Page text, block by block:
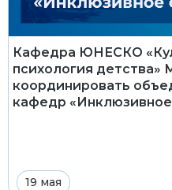
Кафедра ЮНЕСКО
психология детства»
координировать
кафедр
19 мая